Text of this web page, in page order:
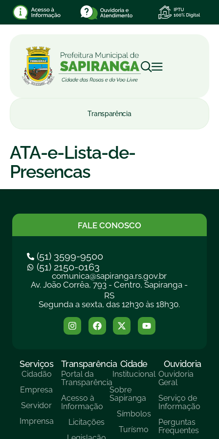
Transparência
ATA-e-Lista-de-
Presencas
FALE CONOSCO
(51) 3599-9500
(51) 2150-0163
comunica@sapiranga.rs.gov.br
Av. João Corrêa, 793 - Centro, Sapiranga -
RS
Segunda a sexta, das 12h30 às 18h30.
Serviços
Cidadão
Empresa
Servidor
Imprensa
Transparência
Portal da
Transparência
Acesso à
Informação
Licitações
Cidade
Institucional
Sobre
Sapiranga
Símbolos
Turísmo
Ouvidoria
Ouvidoria
Geral
Serviço de
Informação
Perguntas
Frequentes